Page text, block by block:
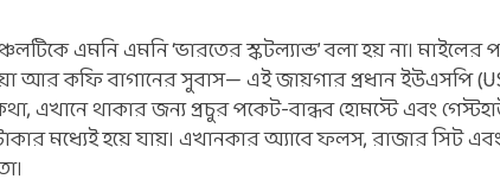
এমনি এমনি ‘ভারতের স্কটল্যান্ড’ বলা হয় না।
আর কফি বাগানের সুবাস— এই জায়গার প্রধান ইউএসপি
এখানে থাকার জন্য প্রচুর পকেট-বান্ধব হোমস্টে এবং
মধ্যেই হয়ে যায়। এখানকার অ্যাবে ফলস, রাজার সিট এবং